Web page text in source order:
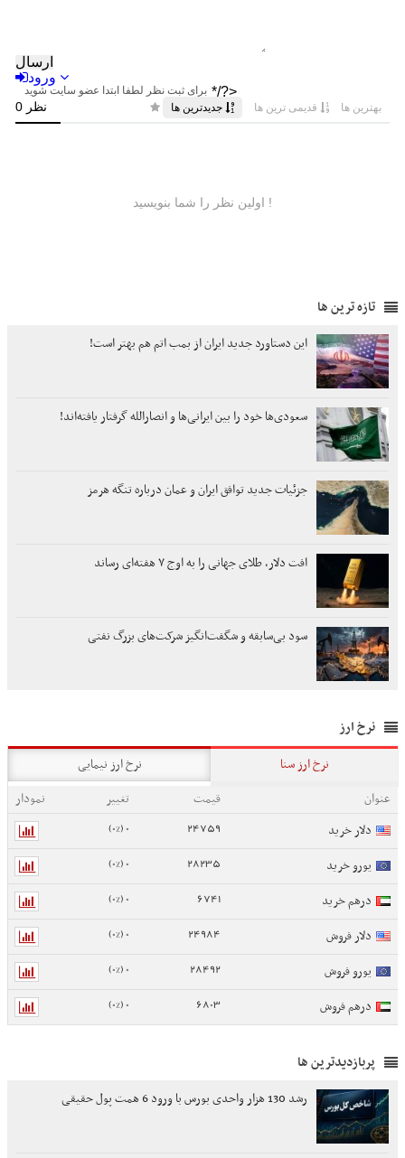
تازه ترین ها
این دستاورد جدید ایران از بمب اتم هم بهتر است!
سعودی‌ها خود را بین ایرانی‌ها و انصارالله گرفتار یافته‌اند!
جزئیات جدید توافق ایران و عمان درباره تنگه هرمز
افت دلار، طلای جهانی را به اوج ۷ هفته‌ای رساند
سود بی‌سابقه و شگفت‌انگیز شرکت‌های بزرگ نفتی
نرخ ارز
نرخ ارز سنا
نرخ ارز نیمایی
عنوان
قیمت تغییر
نمودار
دلار خرید
24759
0 (0%)
یورو خرید 28235
0 (0%)
درهم خرید 6741
0 (0%)
دلار فروش 24984
0 (0%)
یورو فروش 28492
0 (0%)
درهم فروش 6803
0 (0%)
پربازدیدترین ها
رشد 130 هزار واحدی بورس با ورود 6 همت پول حقیقی